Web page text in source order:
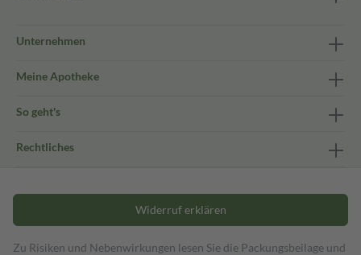
Unternehmen
Meine Apotheke
So geht's
Rechtliches
Widerruf erklären
Zu Risiken und Nebenwirkungen lesen Sie die Packungsbeilage und